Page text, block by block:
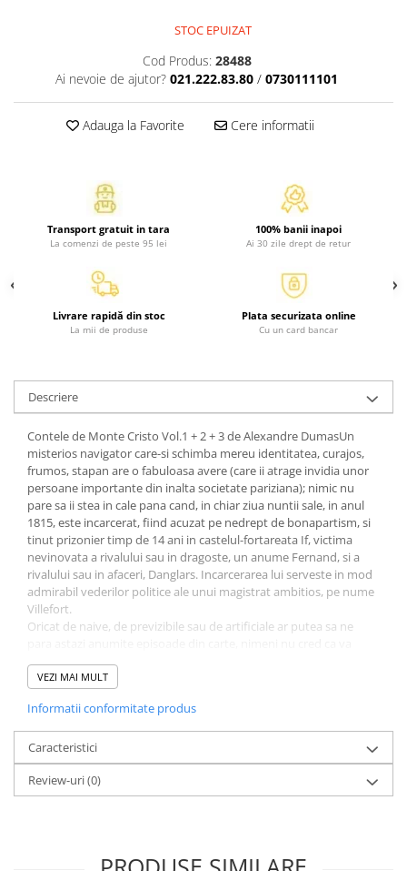
Activitati si jocuri pentru copii
Atlase, dictionare si enciclopedii
Benzi desenate
Carti pentru copii
Literatura si fictiune
Povesti si povestiri
Dictionare si enciclopedii
Dictionare de limba romana
Dictionare tematice
Enciclopedii
Diete si fitness
Diete si alimentatie sanatoasa
Fitness si frumusete
Diverse
Diverse
Feng Shui
Medicina alternativa
Sa nu razi :((
Legislatie
Fictiune
Actiune si Aventura
Actiune,aventura
Clasici
STOC EPUIZAT
Cod Produs: 28488
Ai nevoie de ajutor? 021.222.83.80 / 0730111101
Adauga la Favorite Cere informatii
Transport gratuit in tara
La comenzi de peste 95 lei
100% banii inapoi
Ai 30 zile drept de retur
Livrare rapidă din stoc
La mii de produse
Plata securizata online
Cu un card bancar
Descriere
Contele de Monte Cristo Vol.1 + 2 + 3 de Alexandre DumasUn
misterios navigator care-si schimba mereu identitatea, curajos,
frumos, stapan are o fabuloasa avere (care ii atrage invidia unor
persoane importante din inalta societate pariziana); nimic nu
pare sa ii stea in cale pana cand, in chiar ziua nuntii sale, in anul
1815, este incarcerat, fiind acuzat pe nedrept de bonapartism, si
tinut prizonier timp de 14 ani in castelul-fortareata If, victima
nevinovata a rivalului sau in dragoste, un anume Fernand, si a
rivalului sau in afaceri, Danglars. Incarcerarea lui serveste in mod
admirabil vederilor politice ale unui magistrat ambitios, pe nume
Villefort.
Oricat de naive, de previzibile sau de artificiale ar putea sa ne
inteligenta artistica atunci cand vine vorba de a face sa ne
Este, in fond, ceea ce incearca sa faca orice autor de fictiune
constient, intr-o anumita masura, de puterea povestii de a
surprinde punctul de inflexiune din care o existenta se
converteste in Destin. Nu toti reusesc, desigur, dar cei care o fac
au de obicei - pe langa talent literar - capacitatea de a sintetiza o
suita de aspecte aparent divergente in operele lor: elemente de
VEZI MAI MULT
Informatii conformitate produs
Caracteristici
Review-uri(0)